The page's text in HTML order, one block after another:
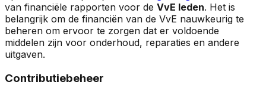
van financiële rapporten voor de VvE leden. Het is
belangrijk om de financiën van de VvE nauwkeurig te
beheren om ervoor te zorgen dat er voldoende
middelen zijn voor onderhoud, reparaties en andere
uitgaven.
Contributiebeheer